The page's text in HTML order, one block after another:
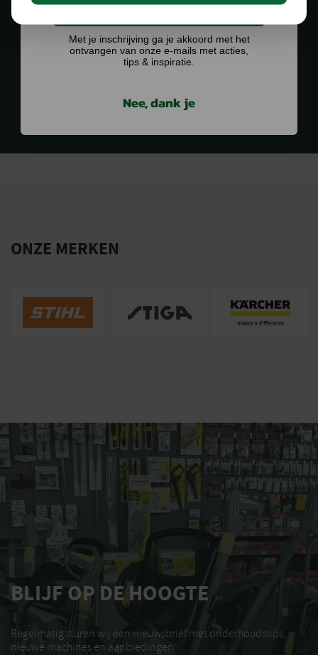
Aandrijving versnelling
Wormtandwiel
Geluidsdruk op
oorhoogte (dB(A))
74.7
Gewaarborgd
91.4
Inklapbare stuurstang
Ja
Krachtbron
Benzine
Werkbreedte (cm)
30
1.000 M2 SHOWROOM
ONZE MERKEN
BLIJF OP DE HOOGTE
Regelmatig sturen wij een nieuwsbrief met onderhoudstips,
nieuwe machines en aanbiedingen
Ik doe graag mee!
Met je inschrijving ga je akkoord met het
ontvangen van onze e-mails met acties,
tips & inspiratie.
Nee, dank je